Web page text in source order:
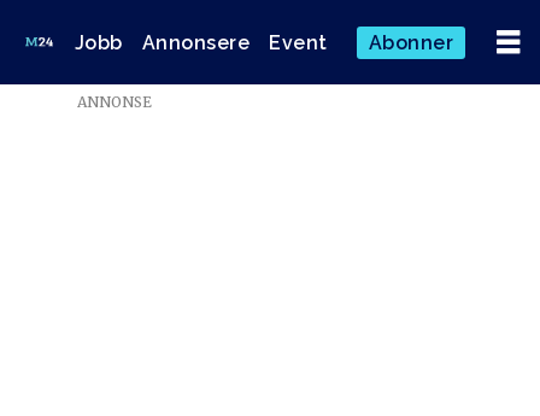
Jobb Annonsere Event Abonner
ANNONSE